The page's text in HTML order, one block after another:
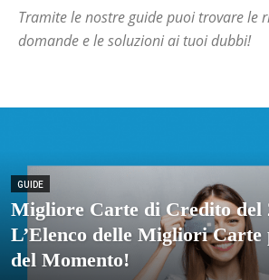
Tramite le nostre guide puoi trovare le
domande e le soluzioni ai tuoi dubbi!
GUIDE
Migliore Carte di Credito del
L’Elenco delle Migliori
del Momento!